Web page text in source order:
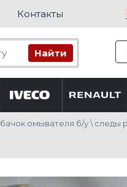
Контакты
бачок омывателя б/у \ следы